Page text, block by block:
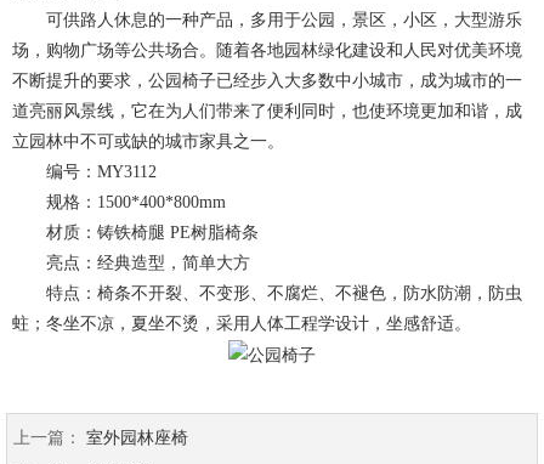
可供路人休息的一种产品，多用于公园，景区，小区，大型游乐
场，购物广场等公共场合。随着各地园林绿化建设和人民对优美环境
不断提升的要求，公园椅子已经步入大多数中小城市，成为城市的一
道亮丽风景线，它在为人们带来了便利同时，也使环境更加和谐，成
立园林中不可或缺的城市家具之一。
编号：MY3112
规格：1500*400*800mm
材质：铸铁椅腿 PE树脂椅条
亮点：经典造型，简单大方
特点：椅条不开裂、不变形、不腐烂、不褪色，防水防潮，防虫
蛀；冬坐不凉，夏坐不烫，采用人体工程学设计，坐感舒适。
上一篇： 室外园林座椅